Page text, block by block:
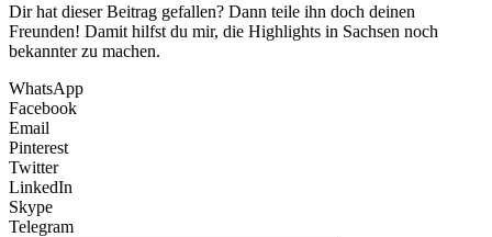
Dir hat dieser Beitrag gefallen? Dann teile ihn doch deinen
Freunden! Damit hilfst du mir, die Highlights in Sachsen noch
bekannter zu machen.
WhatsApp
Facebook
Email
Pinterest
Twitter
LinkedIn
Skype
Telegram